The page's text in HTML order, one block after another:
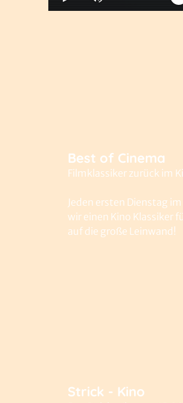
Best of Cinema
Filmklassiker zurück im
Jeden ersten Dienstag
wir einen Kino Klassiker
auf die große Leinwand!
Strick - Kino